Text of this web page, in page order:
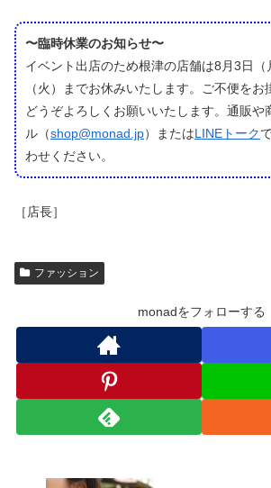
〜臨時休業のお知らせ〜
イベント出店のため根津の店舗は8月3日（
（火）までお休みいたします。ご不便をお
どうぞよろしくお願いいたします。通販や
ル（shop@monad.jp）またはLINEトーク
わせください。
［店長］
ファッション
monadをフォローする